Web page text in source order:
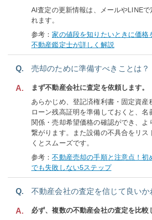
AI査定の更新情報は、メールやLINEで
れます。
参考：家の値段を知りたいときに価格
不動産鑑定士が詳しく解説
Q. 売却のために準備すべきことは？
A.
まず不動産会社に査定を依頼します。
あらかじめ、登記済権利書・固定資産
ローン残高証明を準備しておくと、名
関係・売却希望価格の確認ができ、よ
繋がります。また設備の不具合をリス
くとスムーズです。
参考：不動産売却の手順と注意点！初
でも失敗しない5ステップ
Q. 不動産会社の査定を信じて良いか
A.
必ず、複数の不動産会社の査定を比較